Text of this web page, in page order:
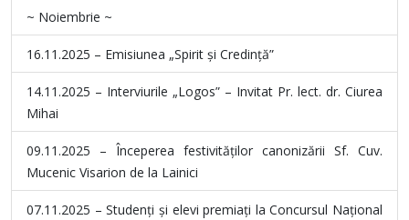
~ Noiembrie ~
16.11.2025 – Emisiunea „Spirit și Credință”
14.11.2025 – Interviurile „Logos” – Invitat Pr. lect. dr. Ciurea
Mihai
09.11.2025 – Începerea festivităților canonizării Sf. Cuv.
Mucenic Visarion de la Lainici
07.11.2025 – Studenți și elevi premiați la Concursul Național